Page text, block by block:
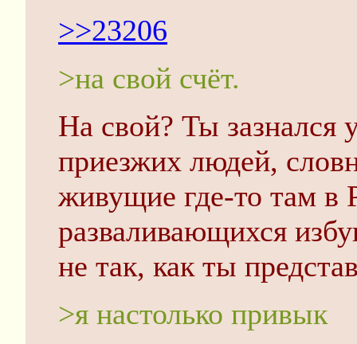
>>23206
>на свой счёт.
На свой? Ты зазнался
приезжих людей,
живущие где-то там в
разваливающихся
не так, как ты
>я настолько привык